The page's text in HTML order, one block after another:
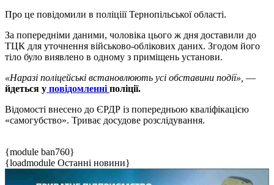
Про це повідомили в поліціії Тернопільської області.
За попередніми даними, чоловіка цього ж дня доставили до
ТЦК для уточнення військово-облікових даних. Згодом його
тіло було виявлено в одному з приміщень установи.
«Наразі поліцейські встановлюють усі обставини події», —
йдеться у повідомленні поліції.
Відомості внесено до ЄРДР із попередньою кваліфікацією
«самогубство». Триває досудове розслідування.
{module ban760}
{loadmodule Останні новини}